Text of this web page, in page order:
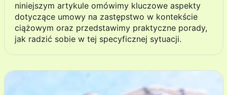
niniejszym artykule omówimy kluczowe aspekty
dotyczące umowy na zastępstwo w kontekście
ciążowym oraz przedstawimy praktyczne porady,
jak radzić sobie w tej specyficznej sytuacji.